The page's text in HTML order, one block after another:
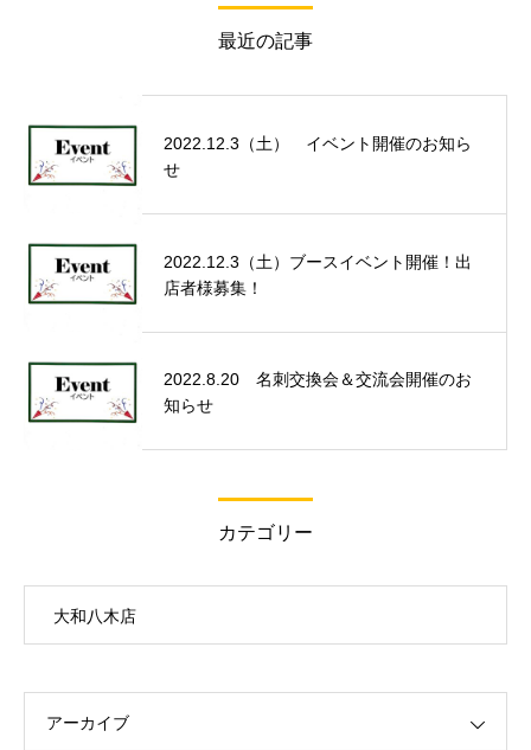
最近の記事
2022.12.3（土） イベント開催のお知ら
せ
2022.12.3（土）ブースイベント開催！出
店者様募集！
2022.8.20 名刺交換会＆交流会開催のお
知らせ
カテゴリー
大和八木店
アーカイブ